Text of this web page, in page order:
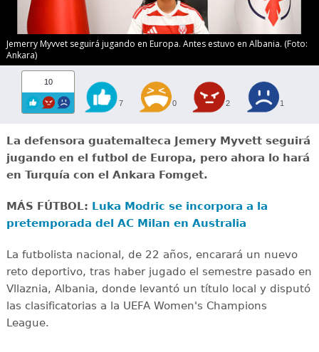
Jemerry Myvvet seguirá jugando en Europa. Antes estuvo en Albania. (Foto:
Ankara)
10
7 0 2 1
La defensora guatemalteca Jemery Myvett seguirá
jugando en el futbol de Europa, pero ahora lo hará
en Turquía con el Ankara Fomget.
MÁS FÚTBOL: Luka Modric se incorpora a la
pretemporada del AC Milan en Australia
La futbolista nacional, de 22 años, encarará un nuevo
reto deportivo, tras haber jugado el semestre pasado en
Vllaznia, Albania, donde levantó un título local y disputó
las clasificatorias a la UEFA Women's Champions
League.